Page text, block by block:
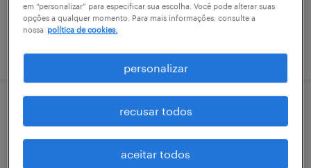
executivo de vendas - goiás
jardim novo mundo, goiás
em “personalizar” para especificar sua escolha. Você pode alterar suas
opções a qualquer momento. Para mais informações, consulte a
nossa política de cookies.
personalizar
recusar todos
aceitar todos